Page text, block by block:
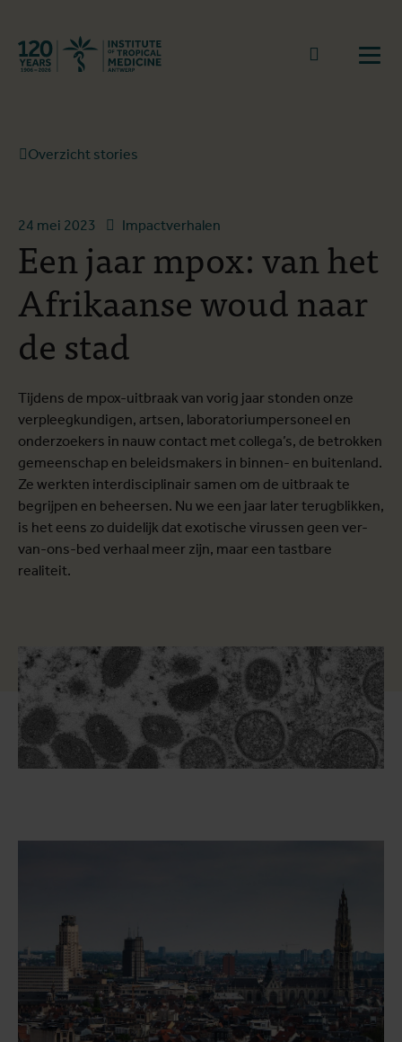
Terug naar start
Naar
Overzicht stories
24 mei 2023 Impactverhalen
Een jaar mpox: van het
Afrikaanse woud naar
de stad
Tijdens de mpox-uitbraak van vorig jaar stonden onze
verpleegkundigen, artsen, laboratoriumpersoneel en
onderzoekers in nauw contact met collega’s, de betrokken
gemeenschap en beleidsmakers in binnen- en buitenland.
Ze werkten interdisciplinair samen om de uitbraak te
begrijpen en beheersen. Nu we een jaar later terugblikken,
is het eens zo duidelijk dat exotische virussen geen ver-
van-ons-bed verhaal meer zijn, maar een tastbare
realiteit.